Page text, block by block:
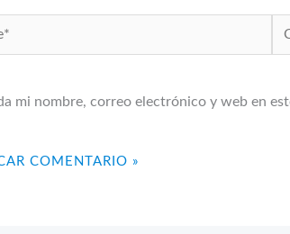
mi nombre, correo electrónico y web en